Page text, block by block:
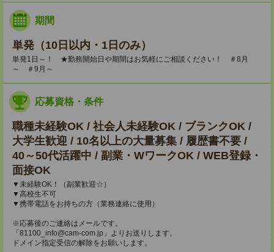
期間
単発（10日以内・1日のみ）
単発1日～！ ★勤務開始日や期間はお気軽にご相談ください！ ＃8月
～ ＃9月～
応募資格・条件
職種未経験OK / 社会人未経験OK / ブランクOK /
大学生歓迎 / 10名以上の大量募集 / 履歴書不要 /
40～50代活躍中 / 副業・WワークOK / WEB登録・
面接OK
▼未経験OK！（副業歓迎☆）
▼高校生不可
▼携帯電話をお持ちの方（業務連絡に使用）
※応募後のご連絡はメールです。
「81100_info@cam-com.jp」よりお送りします。
ドメイン指定受信の解除をお願いします。